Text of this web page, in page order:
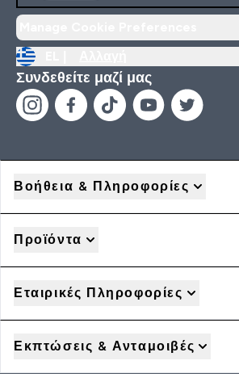
Συνδεθείτε μαζί μας
Βοήθεια & Πληροφορίες
Προϊόντα
Εταιρικές Πληροφορίες
Εκπτώσεις & Ανταμοιβές